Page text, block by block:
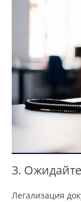
3. Ожидайте
Легализация